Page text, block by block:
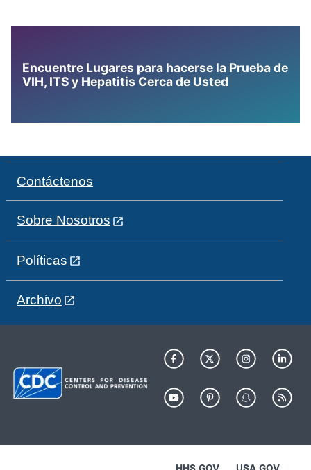
Encuentre Lugares para hacerse la Prueba de
VIH, ITS y Hepatitis Cerca de Usted
Contáctenos
Sobre Nosotros
Políticas
Archivo